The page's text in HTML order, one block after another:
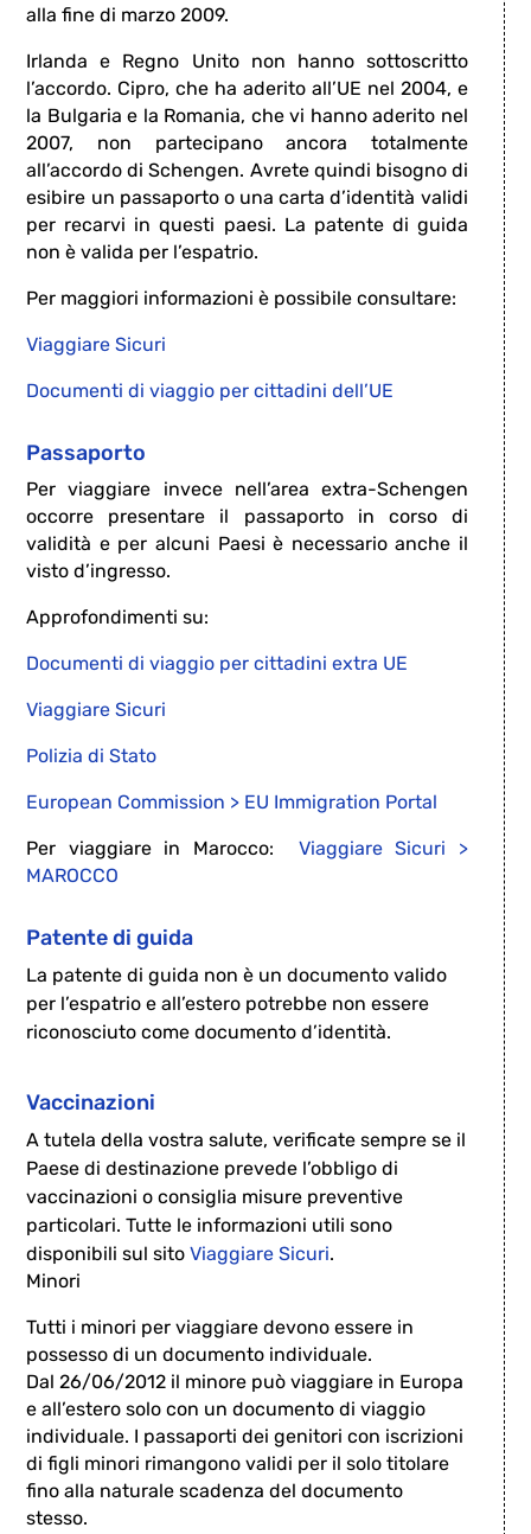
alla fine di marzo 2009.
Irlanda e Regno Unito non hanno sottoscritto
l’accordo. Cipro, che ha aderito all’UE nel 2004, e
la Bulgaria e la Romania, che vi hanno aderito nel
2007, non partecipano ancora totalmente
all’accordo di Schengen. Avrete quindi bisogno di
esibire un passaporto o una carta d’identità validi
per recarvi in questi paesi. La patente di guida
non è valida per l’espatrio.
Per maggiori informazioni è possibile consultare:
Viaggiare Sicuri
Documenti di viaggio per cittadini dell’UE
Passaporto
Per viaggiare invece nell’area extra-Schengen
occorre presentare il passaporto in corso di
validità e per alcuni Paesi è necessario anche il
visto d’ingresso.
Approfondimenti su:
Documenti di viaggio per cittadini extra UE
Viaggiare Sicuri
Polizia di Stato
European Commission > EU Immigration Portal
Per viaggiare in Marocco: Viaggiare Sicuri >
MAROCCO
Patente di guida
La patente di guida non è un documento valido
per l’espatrio e all’estero potrebbe non essere
riconosciuto come documento d’identità.
Vaccinazioni
A tutela della vostra salute, verificate sempre se il
Paese di destinazione prevede l’obbligo di
vaccinazioni o consiglia misure preventive
particolari. Tutte le informazioni utili sono
disponibili sul sitoViaggiare Sicuri.
Minori
Tutti i minori per viaggiare devono essere in
possesso di un documento individuale.
Dal 26/06/2012 il minore può viaggiare in Europa
e all’estero solo con un documento di viaggio
individuale. I passaporti dei genitori con iscrizioni
di figli minori rimangono validi per il solo titolare
fino alla naturale scadenza del documento
stesso.